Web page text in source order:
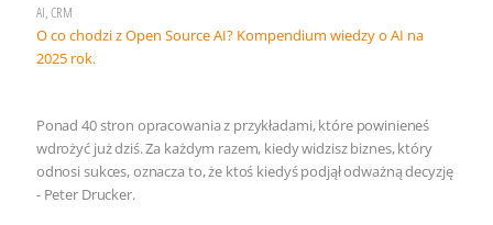
AI, CRM
O co chodzi z Open Source AI? Kompendium wiedzy o AI na
2025 rok.
Ponad 40 stron opracowania z przykładami, które powinieneś
wdrożyć już dziś. Za każdym razem, kiedy widzisz biznes, który
odnosi sukces, oznacza to, że ktoś kiedyś podjął odważną decyzję
- Peter Drucker.